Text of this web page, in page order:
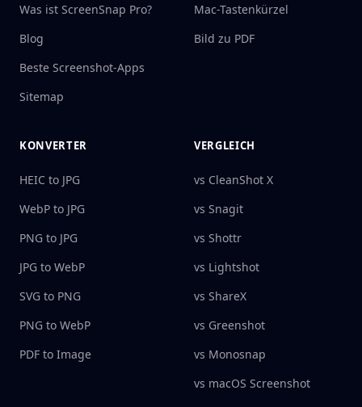
Was ist ScreenSnap Pro?
Blog
Beste Screenshot-Apps
Sitemap
Mac-Tastenkürzel
Bild zu PDF
KONVERTER
HEIC to JPG
WebP to JPG
PNG to JPG
JPG to WebP
SVG to PNG
PNG to WebP
PDF to Image
VERGLEICH
vs CleanShot X
vs Snagit
vs Shottr
vs Lightshot
vs ShareX
vs Greenshot
vs Monosnap
vs macOS Screenshot